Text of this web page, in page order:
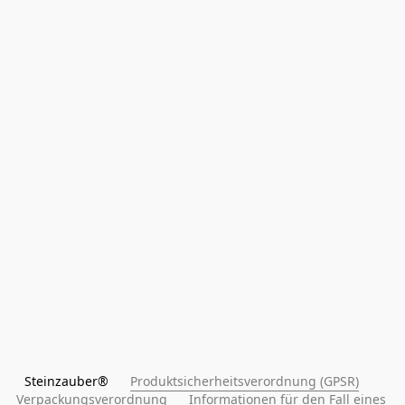
Steinzauber® Produktsicherheitsverordnung (GPSR)
Verpackungsverordnung
Informationen für den Fall eines